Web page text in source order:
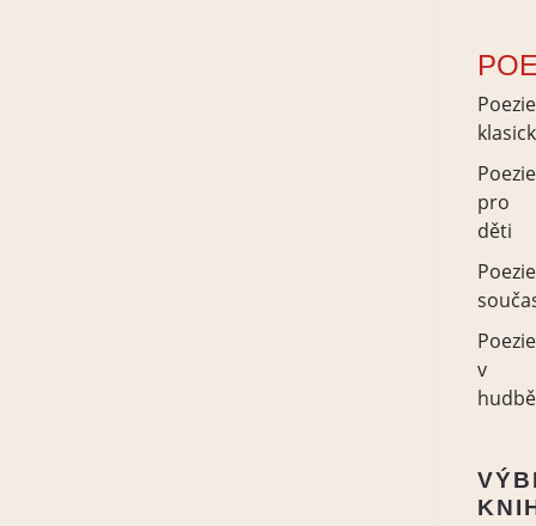
Poezie
Poezie
pro
děti
Poezie
Poezie
v
hudbě